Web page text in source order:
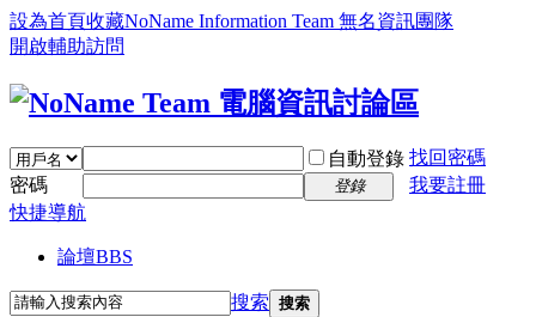
設為首頁收藏NoName Information Team 無名資訊團隊
開啟輔助訪問
自動登錄 找回密碼
密碼
登錄
我要註冊
快捷導航
論壇BBS
搜索 搜索